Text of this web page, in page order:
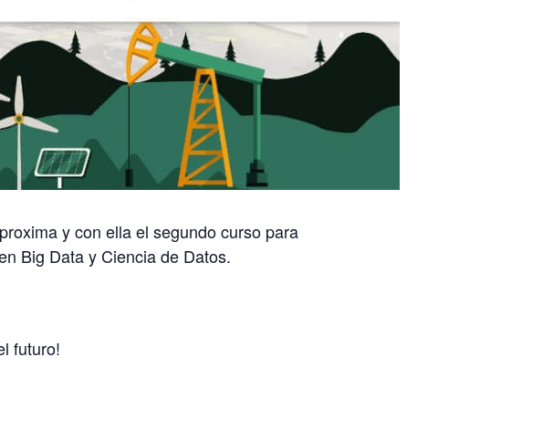
y con ella el segundo curso para
Big Data y Ciencia de Datos.
futuro!